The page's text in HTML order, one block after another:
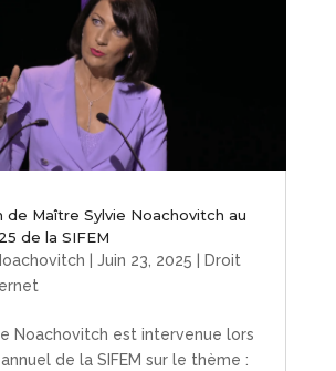
de Maître Sylvie Noachovitch au
de la SIFEM
Juin 23, 2025
Droit
Noachovitch est intervenue lors
de la SIFEM sur le thème :